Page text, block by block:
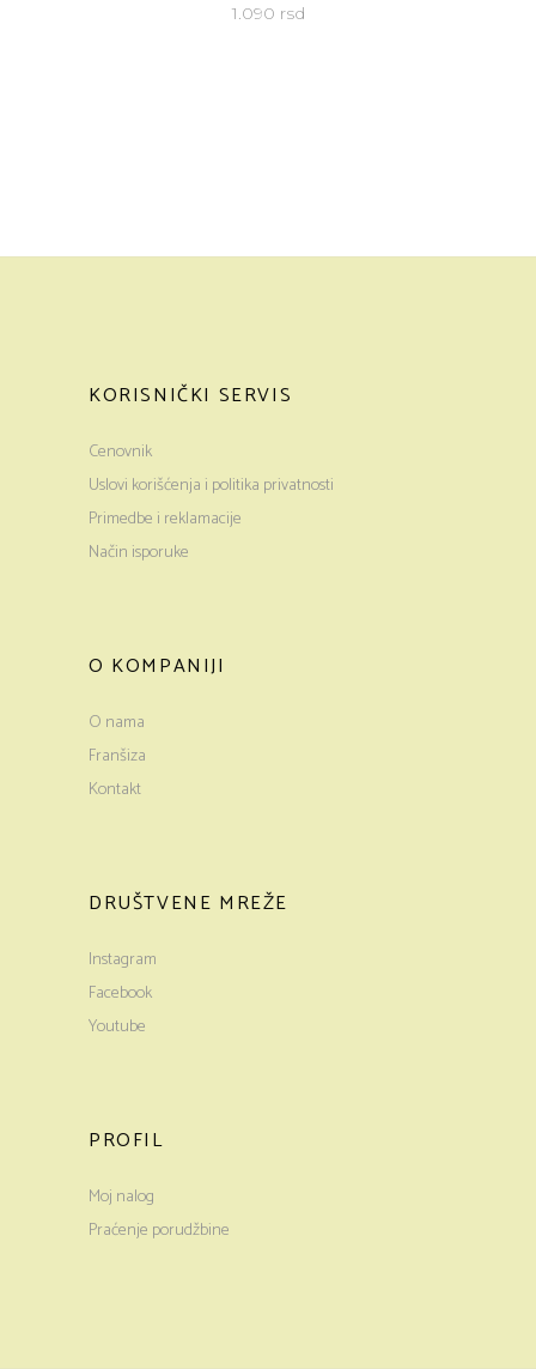
1.090 rsd
KORISNIČKI SERVIS
Cenovnik
Uslovi korišćenja i politika privatnosti
Primedbe i reklamacije
Način isporuke
O KOMPANIJI
O nama
Franšiza
Kontakt
DRUŠTVENE MREŽE
Instagram
Facebook
Youtube
PROFIL
Moj nalog
Praćenje porudžbine